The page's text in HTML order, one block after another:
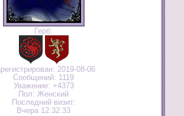
Герб:
: 2019-08-06
Сообщений: 1119
Уважение: +4373
Пол: Женский
Последний визит:
Вчера 12:32:33